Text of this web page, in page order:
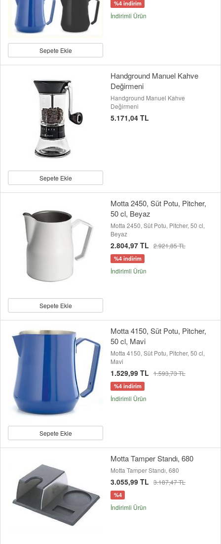
Sepete Ekle
%4 indirim
İndirimli Ürün
Sepete Ekle
Handground Manuel Kahve
Değirmeni
Handground Manuel Kahve
Değirmeni
5.171,04 TL
Sepete Ekle
Motta 2450, Süt Potu, Pitcher,
50 cl, Beyaz
Motta 2450, Süt Potu, Pitcher, 50 cl,
Beyaz
2.804,97 TL 2.921,85 TL
%4 indirim
İndirimli Ürün
Sepete Ekle
Motta 4150, Süt Potu, Pitcher,
50 cl, Mavi
Motta 4150, Süt Potu, Pitcher, 50 cl,
Mavi
1.529,99 TL 1.593,73 TL
%4 indirim
İndirimli Ürün
Motta Tamper Standı, 680
Motta Tamper Standı, 680
3.055,99 TL 3.187,47 TL
%4
İndirimli Ürün